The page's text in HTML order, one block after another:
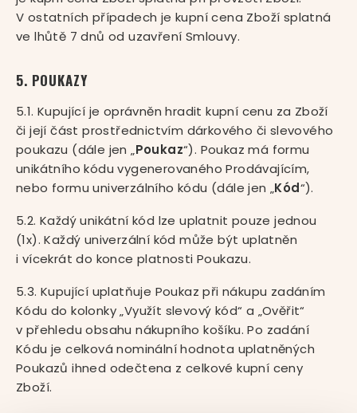
V ostatních případech je kupní cena Zboží splatná
ve lhůtě 7 dnů od uzavření Smlouvy.
5. POUKAZY
5.1. Kupující je oprávněn hradit kupní cenu za Zboží
či její část prostřednictvím dárkového či slevového
poukazu (dále jen „Poukaz“). Poukaz má formu
unikátního kódu vygenerovaného Prodávajícím,
nebo formu univerzálního kódu (dále jen „Kód“).
5.2. Každý unikátní kód lze uplatnit pouze jednou
(1x). Každý univerzální kód může být uplatněn
i vícekrát do konce platnosti Poukazu.
5.3. Kupující uplatňuje Poukaz při nákupu zadáním
Kódu do kolonky „Využít slevový kód“ a „Ověřit“
v přehledu obsahu nákupního košíku. Po zadání
Kódu je celková nominální hodnota uplatněných
Poukazů ihned odečtena z celkové kupní ceny
Zboží.